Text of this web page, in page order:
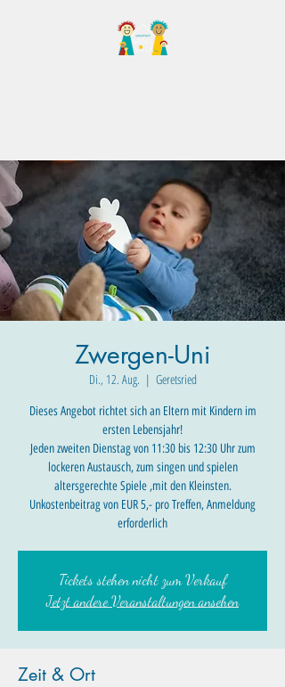
Zwergen-Uni
Di., 12. Aug.
  |
Geretsried
Dieses Angebot richtet sich an Eltern mit Kindern im
ersten Lebensjahr!
Jeden zweiten Dienstag von 11:30 bis 12:30 Uhr zum
lockeren Austausch, zum singen und spielen
altersgerechte Spiele ,mit den Kleinsten.
Unkostenbeitrag von EUR 5,- pro Treffen, Anmeldung
Tickets stehen nicht zum Verkauf
Jetzt andere Veranstaltungen ansehen
Zeit & Ort